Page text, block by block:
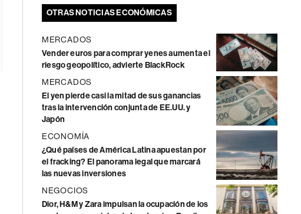
OTRAS NOTICIAS ECONÓMICAS
MERCADOS
Vender euros para comprar yenes aumenta el
riesgo geopolítico, advierte BlackRock
MERCADOS
El yen pierde casi la mitad de sus ganancias
tras la intervención conjunta de EE.UU. y
Japón
ECONOMÍA
¿Qué países de América Latina apuestan por
el fracking? El panorama legal que marcará
las nuevas inversiones
NEGOCIOS
Dior, H&M y Zara impulsan la ocupación de los